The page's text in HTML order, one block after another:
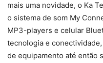
mais uma novidade, o Ka
o sistema de som My
MP3-players e celular
tecnologia e
de equipamento até então